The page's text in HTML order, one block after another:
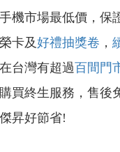
機市場最低價，保
卡及好禮抽獎卷 ，
台灣有超過百間門
買終生服務，售後
昇好節省!